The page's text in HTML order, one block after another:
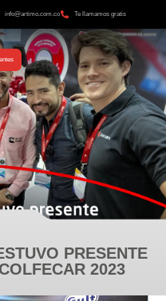
info@artimo.com.co Te llamamos gratis
PRESENTE
2023